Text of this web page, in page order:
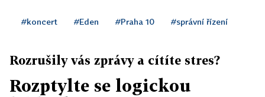
#koncert #Eden #Praha 10 #správní řízení
Rozrušily vás zprávy a cítíte stres?
Rozptylte se logickou